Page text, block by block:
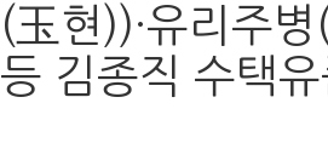
(玉현))·유리주
등 김종직 수택유